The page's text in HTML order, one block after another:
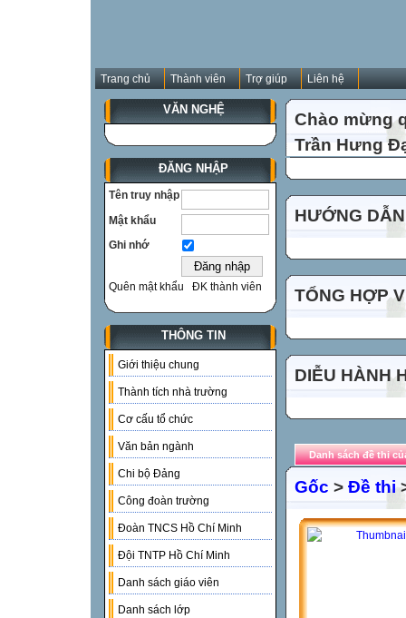
Trang chủ Thành viên Trợ giúp Liên hệ
VĂN NGHỆ
ĐĂNG NHẬP
Tên truy nhập
Mật khẩu
Ghi nhớ
Quên mật khẩu ĐK thành viên
THÔNG TIN
Giới thiệu chung
Thành tích nhà trường
Cơ cấu tổ chức
Văn bản ngành
Chi bộ Đảng
Công đoàn trường
Đoàn TNCS Hồ Chí Minh
Đội TNTP Hồ Chí Minh
Danh sách giáo viên
Danh sách lớp
Chào mừng
Trần Hưng
HƯỚNG
TỔNG HỢP
DIỄU HÀNH
Danh sách đề thi
Gốc > Đề thi